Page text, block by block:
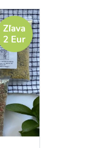
Zľava
2 Eur